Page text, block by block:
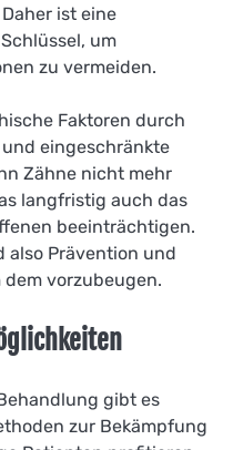
ist eine
um
zu vermeiden.
Faktoren durch
eingeschränkte
Zähne nicht mehr
langfristig auch das
beeinträchtigen.
also Prävention und
vorzubeugen.
gibt es
zur Bekämpfung